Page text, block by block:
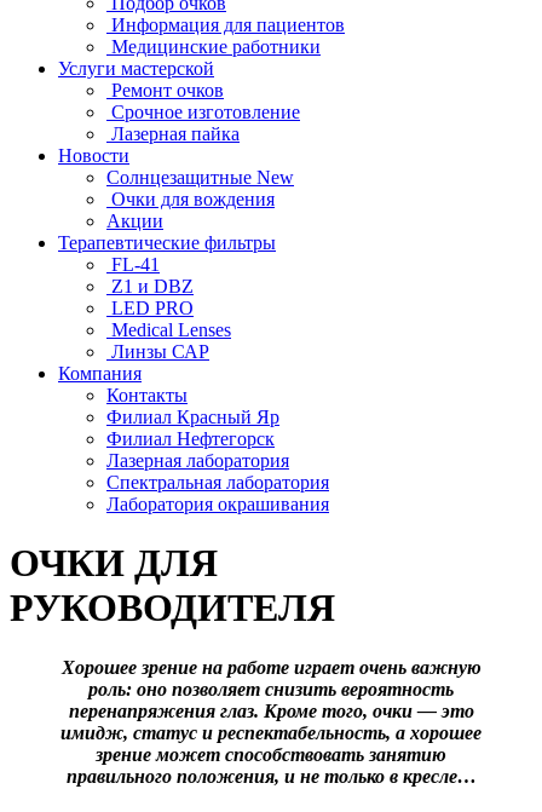
Информация для пациентов
Медицинские работники
Услуги мастерской
Ремонт очков
Срочное изготовление
Лазерная пайка
Новости
Солнцезащитные New
Очки для вождения
Акции
Терапевтические фильтры
FL-41
Z1 и DBZ
LED PRO
Medical Lenses
Линзы САР
Компания
Контакты
Филиал Красный Яр
Филиал Нефтегорск
Лазерная лаборатория
Спектральная лаборатория
Лаборатория окрашивания
ОЧКИ ДЛЯ
РУКОВОДИТЕЛЯ
Хорошее зрение на работе играет очень важную
роль: оно позволяет снизить вероятность
перенапряжения глаз. Кроме того, очки — это
имидж, статус и респектабельность, а хорошее
зрение может способствовать занятию
правильного положения, и не только в кресле…